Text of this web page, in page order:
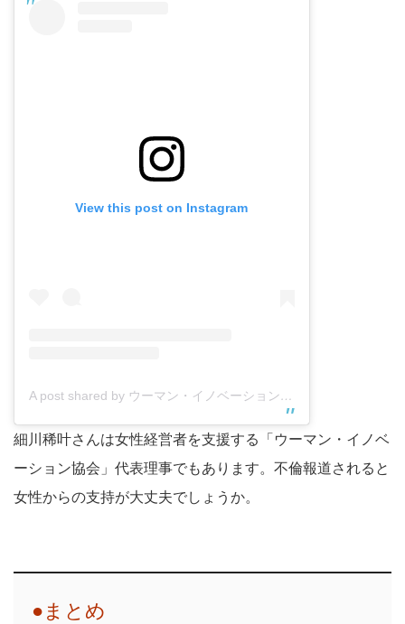
View this post on Instagram
A post shared by ウーマン・イノベーション協会 (@woman_innovation)
細川稀叶さんは女性経営者を支援する「ウーマン・イノベ
ーション協会」代表理事でもあります。不倫報道されると
女性からの支持が大丈夫でしょうか。
●まとめ